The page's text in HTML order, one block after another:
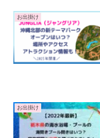
お出掛け
お出掛け